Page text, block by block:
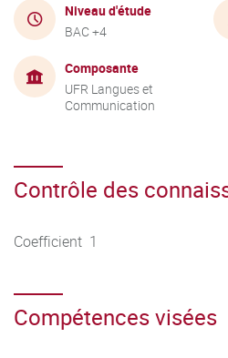
Niveau d'étude
BAC +4
Composante
UFR Langues et
Communication
Contrôle des
Coefficient 1
Compétences visées